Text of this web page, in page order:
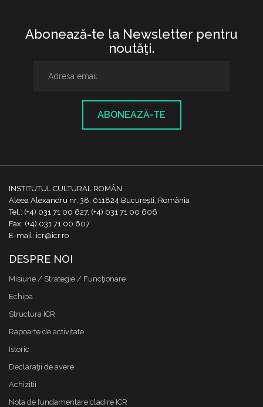
Abonează-te la Newsletter pentru
noutăţi.
ABONEAZĂ-TE
INSTITUTUL CULTURAL ROMÂN
Aleea Alexandru nr. 38, 011824 București, România
Tel.: (+4) 031 71 00 627, (+4) 031 71 00 606
Fax: (+4) 031 71 00 607
E-mail: icr@icr.ro
DESPRE NOI
Misiune / Strategie / Funcţionare
Echipa
Structura ICR
Rapoarte de activitate
Istoric
Declaraţii de avere
Achizitii
Nota de fundamentare cladire ICR